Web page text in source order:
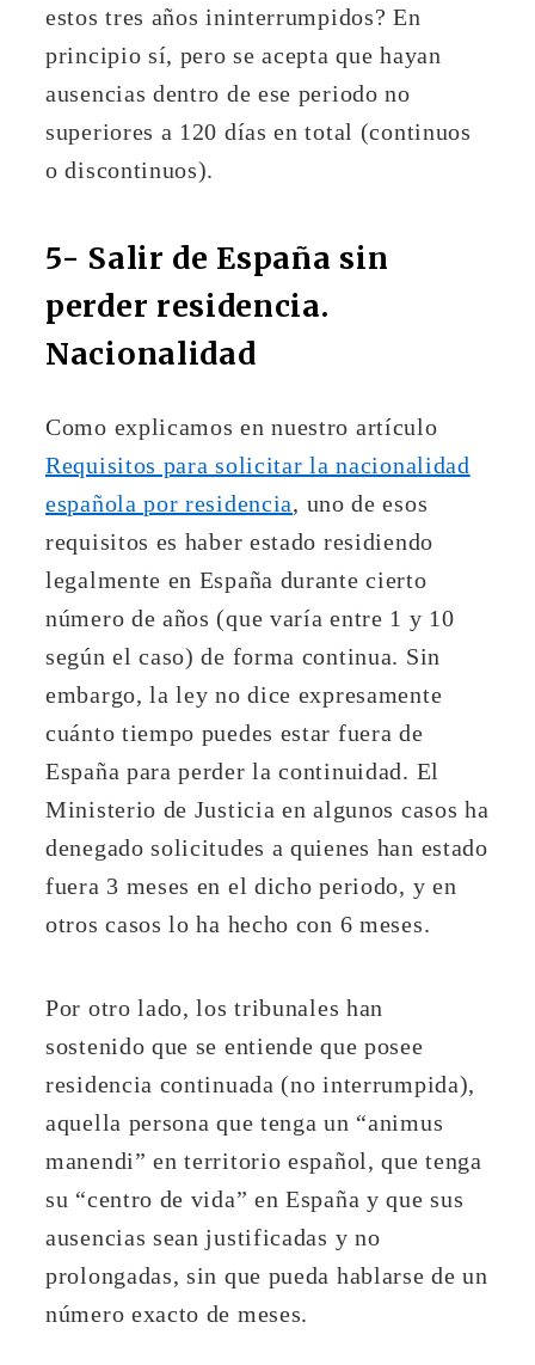
estos tres años ininterrumpidos? En
principio sí, pero se acepta que hayan
ausencias dentro de ese periodo no
superiores a 120 días en total (continuos
o discontinuos).
5- Salir de España sin
perder residencia.
Nacionalidad
Como explicamos en nuestro artículo
Requisitos para solicitar la nacionalidad
española por residencia, uno de esos
requisitos es haber estado residiendo
legalmente en España durante cierto
número de años (que varía entre 1 y 10
según el caso) de forma continua. Sin
embargo, la ley no dice expresamente
cuánto tiempo puedes estar fuera de
España para perder la continuidad. El
Ministerio de Justicia en algunos casos ha
denegado solicitudes a quienes han estado
fuera 3 meses en el dicho periodo, y en
otros casos lo ha hecho con 6 meses.
Por otro lado, los tribunales han
sostenido que se entiende que posee
residencia continuada (no interrumpida),
aquella persona que tenga un “animus
manendi” en territorio español, que tenga
su “centro de vida” en España y que sus
ausencias sean justificadas y no
prolongadas, sin que pueda hablarse de un
número exacto de meses.